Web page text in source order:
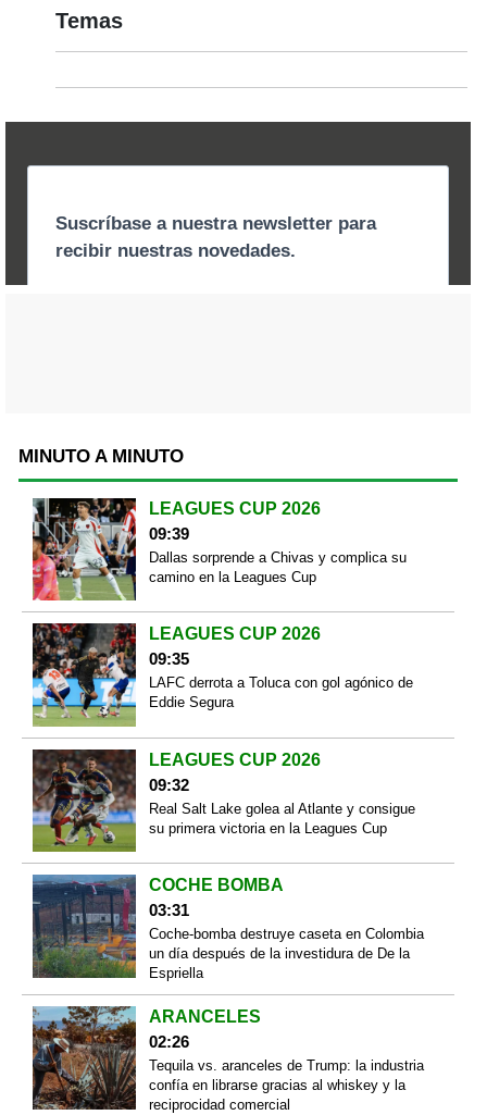
Temas
MINUTO A MINUTO
LEAGUES CUP 2026
09:39
Dallas sorprende a Chivas y complica su
camino en la Leagues Cup
LEAGUES CUP 2026
09:35
LAFC derrota a Toluca con gol agónico de
Eddie Segura
LEAGUES CUP 2026
09:32
Real Salt Lake golea al Atlante y consigue
su primera victoria en la Leagues Cup
COCHE BOMBA
03:31
Coche-bomba destruye caseta en Colombia
un día después de la investidura de De la
Espriella
ARANCELES
02:26
Tequila vs. aranceles de Trump: la industria
confía en librarse gracias al whiskey y la
reciprocidad comercial